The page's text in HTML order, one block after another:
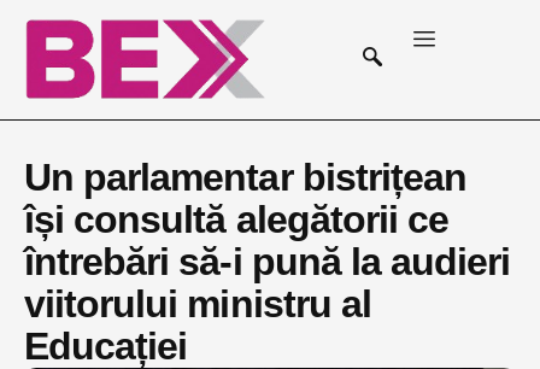
Un parlamentar bistrițean
își consultă alegătorii ce
întrebări să-i pună la audieri
viitorului ministru al
Educației